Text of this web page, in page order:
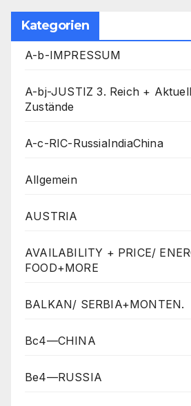
Kategorien
A-b-IMPRESSUM
A-bj-JUSTIZ 3. Reich +
Zustände
A-c-RIC-RussiaIndiaChina
Allgemein
AUSTRIA
AVAILABILITY + PRICE/
FOOD+MORE
BALKAN/ SERBIA+MONTEN.
Bc4—CHINA
Be4—RUSSIA